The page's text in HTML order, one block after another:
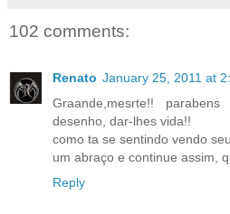
102 comments:
Renato January 25, 2011 at
Graande,mesrte!!
desenho, dar-lhes vida!!
como ta se sentindo vendo
um abraço e continue assim,
Reply